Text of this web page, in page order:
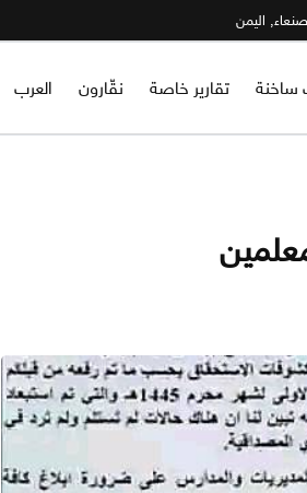
ساخنة تقارير خاصة نقّارون العرب